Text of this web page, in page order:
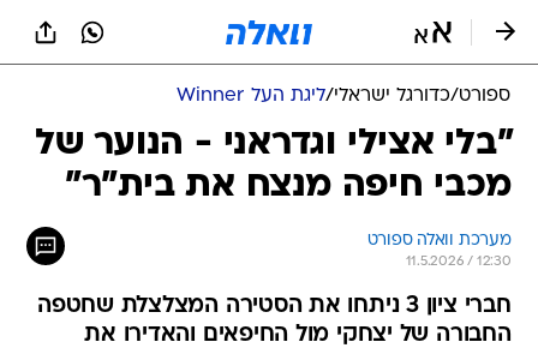
ספורט/כדורגל ישראלי/ליגת העל Winner
"בלי אצילי וגדראני - הנוער של
מכבי חיפה מנצח את בית"ר"
מערכת וואלה ספורט
11.5.2026 / 12:30
חברי ציון 3 ניתחו את הסטירה המצלצלת שחטפה
החבורה של יצחקי מול החיפאים והאדירו את